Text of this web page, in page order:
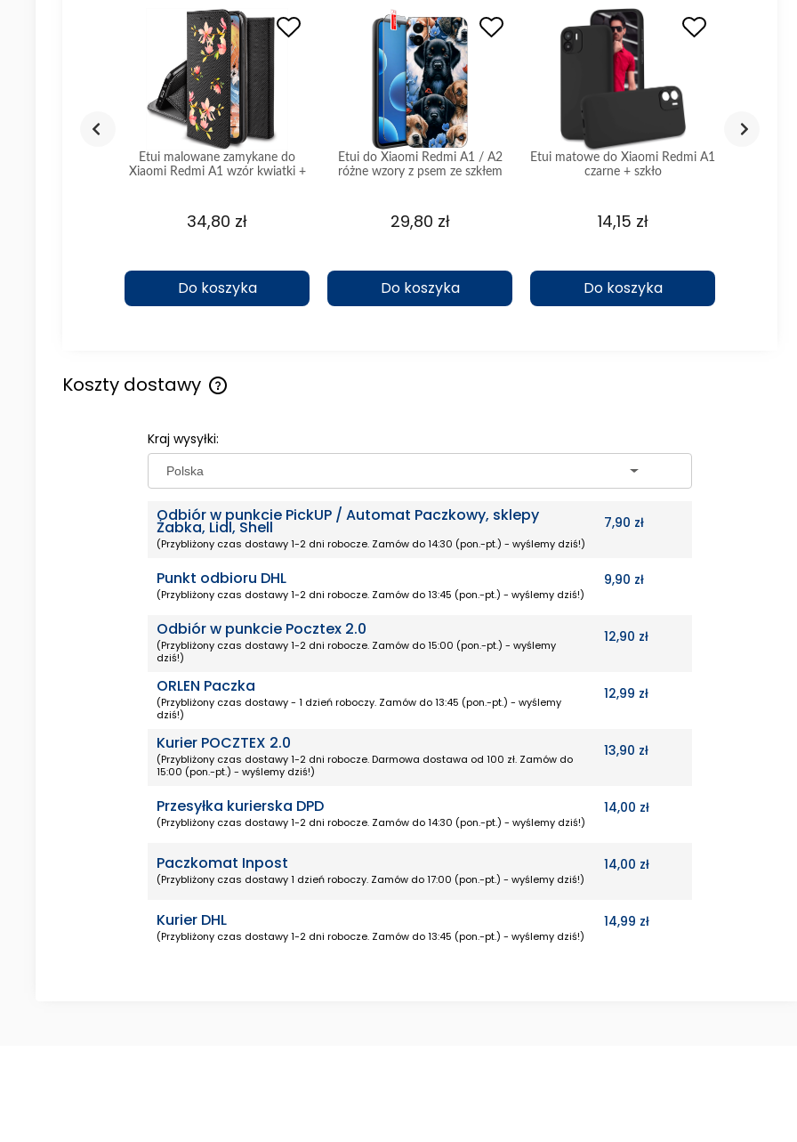
Etui malowane zamykane do
Xiaomi Redmi A1 wzór kwiatki +
34,80 zł
Do koszyka
Etui do Xiaomi Redmi A1 / A2
różne wzory z psem ze szkłem
29,80 zł
Do koszyka
Etui matowe do Xiaomi Redmi A1
czarne + szkło
14,15 zł
Do koszyka
Koszty dostawy
Kraj wysyłki:
Odbiór w punkcie PickUP / Automat Paczkowy, sklepy
Żabka, Lidl, Shell
(Przybliżony czas dostawy 1-2 dni robocze. Zamów do 14:30 (pon.-pt.) - wyślemy dziś!)
7,90 zł
Punkt odbioru DHL
(Przybliżony czas dostawy 1-2 dni robocze. Zamów do 13:45 (pon.-pt.) - wyślemy dziś!)
9,90 zł
Odbiór w punkcie Pocztex 2.0
(Przybliżony czas dostawy 1-2 dni robocze. Zamów do 15:00 (pon.-pt.) - wyślemy
dziś!)
12,90 zł
ORLEN Paczka
(Przybliżony czas dostawy - 1 dzień roboczy. Zamów do 13:45 (pon.-pt.) - wyślemy
dziś!)
12,99 zł
Kurier POCZTEX 2.0
(Przybliżony czas dostawy 1-2 dni robocze. Darmowa dostawa od 100 zł. Zamów do
15:00 (pon.-pt.) - wyślemy dziś!)
13,90 zł
Przesyłka kurierska DPD
(Przybliżony czas dostawy 1-2 dni robocze. Zamów do 14:30 (pon.-pt.) - wyślemy dziś!)
14,00 zł
Paczkomat Inpost
(Przybliżony czas dostawy 1 dzień roboczy. Zamów do 17:00 (pon.-pt.) - wyślemy dziś!)
14,00 zł
Kurier DHL
(Przybliżony czas dostawy 1-2 dni robocze. Zamów do 13:45 (pon.-pt.) - wyślemy dziś!)
14,99 zł